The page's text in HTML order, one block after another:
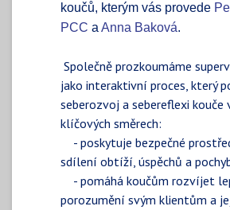
koučů, kterým vás provede
PCC a Anna Baková.
Společně prozkoumáme
jako interaktivní proces, který
seberozvoj a sebereflexi kouče
klíčových směrech:
- poskytuje bezpečné
sdílení obtíží, úspěchů a
- pomáhá koučům rozvíjet
porozumění svým klientům a